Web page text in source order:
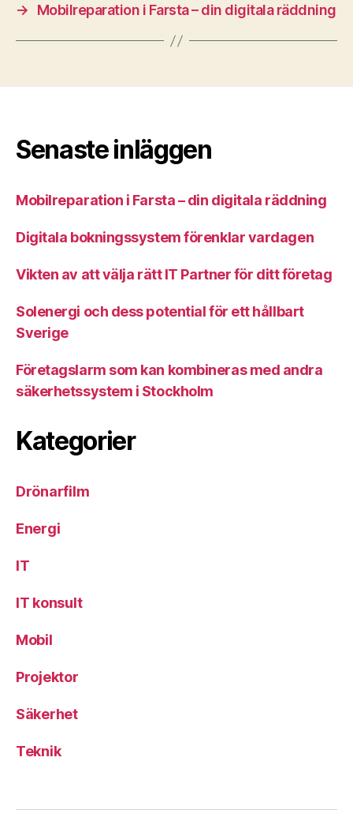
→
Mobilreparation i Farsta – din digitala räddning
Senaste inläggen
Mobilreparation i Farsta – din digitala räddning
Digitala bokningssystem förenklar vardagen
Vikten av att välja rätt IT Partner för ditt företag
Solenergi och dess potential för ett hållbart
Sverige
Företagslarm som kan kombineras med andra
säkerhetssystem i Stockholm
Kategorier
Drönarfilm
Energi
IT
IT konsult
Mobil
Projektor
Säkerhet
Teknik